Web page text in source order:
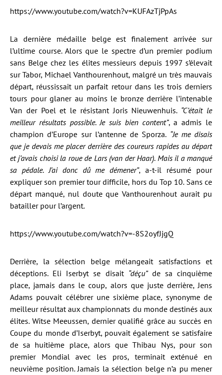
https://www.youtube.com/watch?v=KUFAzTjPpAs
La dernière médaille belge est finalement arrivée sur
l’ultime course. Alors que le spectre d’un premier podium
sans Belge chez les élites messieurs depuis 1997 s’élevait
sur Tabor, Michael Vanthourenhout, malgré un très mauvais
départ, réussissait un parfait retour dans les trois derniers
tours pour glaner au moins le bronze derrière l’intenable
Van der Poel et le résistant Joris Nieuwenhuis. “C’était le
meilleur résultats possible. Je suis bien content”, a admis le
champion d’Europe sur l’antenne de Sporza. “Je me disais
que je devais me placer derrière des coureurs rapides au départ
et j’avais choisi la roue de Lars (van der Haar). Mais il a manqué
sa pédale. J’ai donc dû me démener”, a-t-il résumé pour
expliquer son premier tour difficile, hors du Top 10. Sans ce
départ manqué, nul doute que Vanthourenhout aurait pu
batailler pour l’argent.
https://www.youtube.com/watch?v=-8S2oyfJjgQ
Derrière, la sélection belge mélangeait satisfactions et
déceptions. Eli Iserbyt se disait “déçu”de sa cinquième
place, jamais dans le coup, alors que juste derrière, Jens
Adams pouvait célébrer une sixième place, synonyme de
meilleur résultat aux championnats du monde destinés aux
élites. Witse Meeussen, dernier qualifié grâce au succès en
Coupe du monde d’Iserbyt, pouvait également se satisfaire
de sa huitième place, alors que Thibau Nys, pour son
premier Mondial avec les pros, terminait exténué en
neuvième position. Jamais la sélection belge n’a pu mener